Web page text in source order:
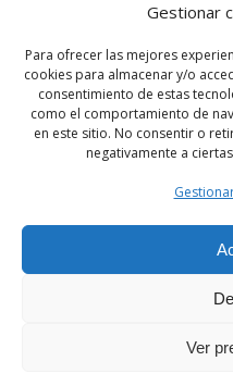
Gestionar
Para ofrecer las mejores
cookies para almacenar y/o
consentimiento de estas
como el comportamiento de
en este sitio. No consentir o
negativamente a
Ver